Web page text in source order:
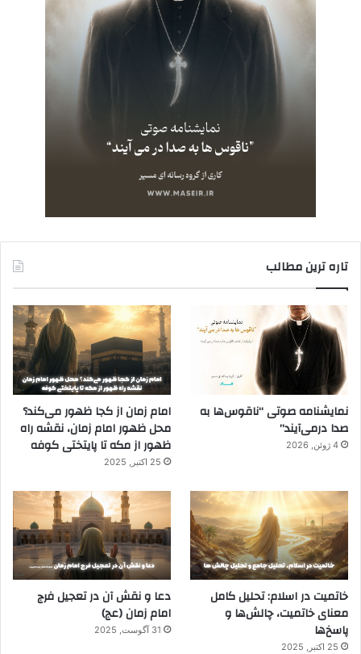
تاره ترین مطالب
نمایشنامه صوتی “ناقوس‌ها به
صدا در‌می‌آیند”
4 ژوئن, 2026
امام زمان از کجا ظهور می‌کند؟
محل ظهور امام زمان، نقشه راه
ظهور از مکه تا پایتختی کوفه
25 اکتبر, 2025
خاتمیت در اسلام: تحلیل کامل
معنای خاتمیت، چالش‌ها و
پاسخ‌ها
25 اکتبر, 2025
دعا و نقش آن در تعجیل فرج
امام زمان (عج)
31 آگوست, 2025